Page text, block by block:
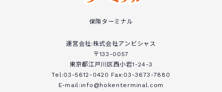
保険ターミナル
運営会社:株式会社アンビシャス
〒133-0057
東京都江戸川区西小岩1-24-3
Tel:03-5612-0420 Fax:03-3673-7880
E-mail:info@hokenterminal.com